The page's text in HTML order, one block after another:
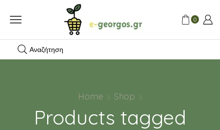
0
Αναζήτηση
Home Shop
Products tagged